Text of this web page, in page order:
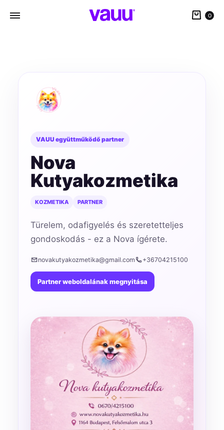
0
VAUU együttműködő partner
Nova
Kutyakozmetika
KOZMETIKA PARTNER
Türelem, odafigyelés és szeretetteljes
gondoskodás - ez a Nova ígérete.
novakutyakozmetika@gmail.com +36704215100
Partner weboldalának megnyitása